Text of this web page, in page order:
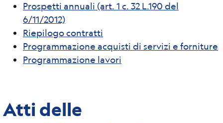
Prospetti annuali (art. 1 c. 32 L.190 del
6/11/2012)
Riepilogo contratti
Programmazione acquisti di servizi e forniture
Programmazione lavori
Atti delle